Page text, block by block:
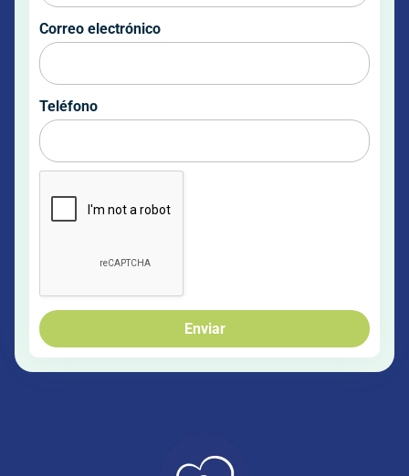
Correo electrónico
Teléfono
Enviar